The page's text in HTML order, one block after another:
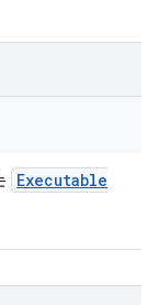
Executable